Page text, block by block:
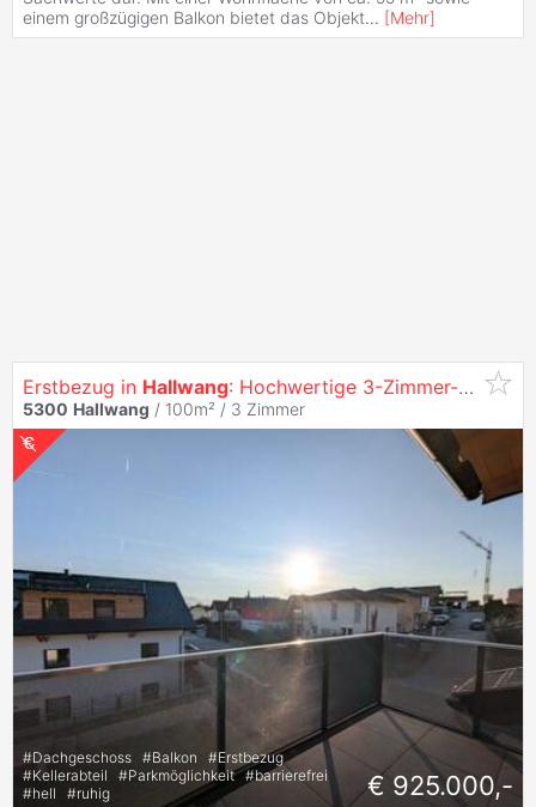
einem großzügigen Balkon bietet das Objekt... [Mehr]
Erstbezug in Hallwang: Hochwertige 3-Zimmer-Dachgeschosswohnung (Bezugsfertig & ohne Käuferprovision)!
5300 Hallwang / 100m² / 3 Zimmer
#Dachgeschoss #Balkon #Erstbezug
#Kellerabteil #Parkmöglichkeit #barrierefrei
#hell #ruhig € 925.000,-